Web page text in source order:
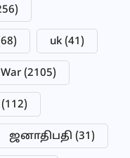
uk (41)
War (2105)
(112)
ஜனாதிபதி (31)